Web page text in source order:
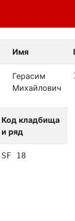
Имя
Герасим
Михайлович
Код кладбища
и ряд
SF 18